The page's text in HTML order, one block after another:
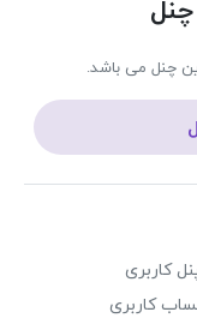
چنل می باشد.
کاربری
کاربری